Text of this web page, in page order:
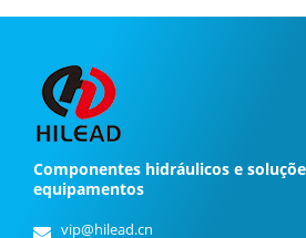
Componentes hidráulicos e
equipamentos
vip@hilead.cn